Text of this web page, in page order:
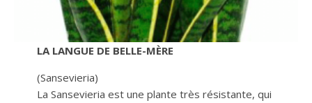
LA LANGUE DE BELLE-MÈRE
(Sansevieria)
La Sansevieria est une plante très résistante, qui